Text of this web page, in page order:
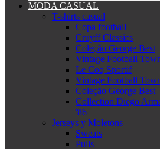
MODA CASUAL
T-shirts casual
Copa football
Cruyff Classics
Coleção George Best
Vintage Football
Le Coq Sportif
Vintage Football
Coleção George Best
Collection Diego
'86
Jerseys y Moletons
Sweats
Pulls